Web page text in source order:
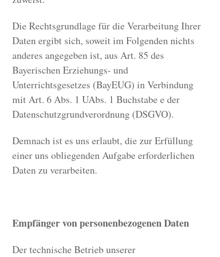
Die Rechtsgrundlage für die Verarbeitung Ihrer
Daten ergibt sich, soweit im Folgenden nichts
anderes angegeben ist, aus Art. 85 des
Bayerischen Erziehungs- und
Unterrichtsgesetzes (BayEUG) in Verbindung
mit Art. 6 Abs. 1 UAbs. 1 Buchstabe e der
Datenschutzgrundverordnung (DSGVO).
Demnach ist es uns erlaubt, die zur Erfüllung
einer uns obliegenden Aufgabe erforderlichen
Daten zu verarbeiten.
Empfänger von personenbezogenen Daten
Der technische Betrieb unserer